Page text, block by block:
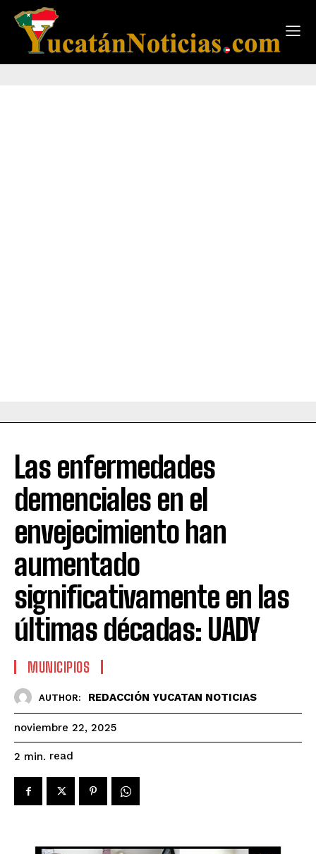
Las enfermedades
demenciales en el
envejecimiento han
aumentado
significativamente en las
últimas décadas: UADY
MUNICIPIOS
AUTHOR: REDACCIÓN YUCATAN NOTICIAS
noviembre 22, 2025
2 min. read